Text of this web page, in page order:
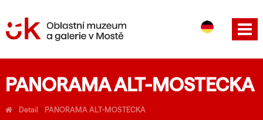
EN
PANORAMA ALT-MOSTECKA
› Detail › PANORAMA ALT-MOSTECKA